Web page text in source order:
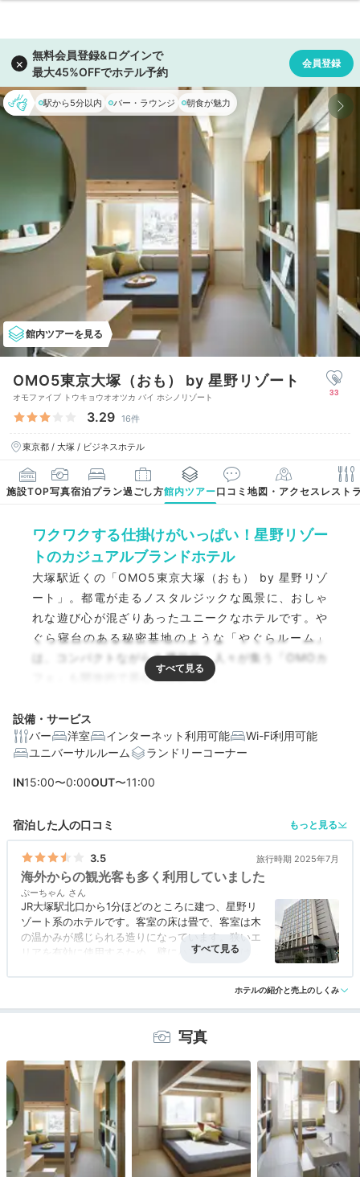
駅から5分以内 バー・ラウンジ 朝食が魅力
館内ツアーを見る
OMO5東京大塚（おも） by 星野リゾート
オモファイブ トウキョウオオツカ バイ ホシノリゾート
3.29 16件
東京都 / 大塚 / ビジネスホテル
33
施設TOP写真宿泊プラン過ごし方館内ツアー口コミ地図・アクセス レスト
ワクワクする仕掛けがいっぱい！星野リゾー
トのカジュアルブランドホテル
大塚駅近くの「OMO5東京大塚（おも） by 星野リゾ
ート」。都電が走るノスタルジックな風景に、おしゃ
れな遊び心が混ざりあったユニークなホテルです。や
ぐら寝台のある秘密基地のような「やぐらルーム」
は、コンパクトながらも機能的。人々が集う「OMOカ
フェ」も開放的で居心地抜群です。
編集部おすすめの３つのポイント
大人もワクワク！秘密基地のような新感覚の客室「やぐ
らルーム」
アクセス便利な大塚駅すぐ。ディープな大塚を楽しめる
宿泊体験やホテル公式からのコメントあり
設備・サービス
バー
洋室 インターネット利用可能
Wi-Fi利用可能
ユニバーサルルーム
ランドリーコーナー
IN15:00〜0:00OUT〜11:00
宿泊した人の口コミ もっと見る
3.5 旅行時期 2025年7月
海外からの観光客も多く利用していました
ぷーちゃん
JR大塚駅北口から1分ほどのところに建つ、星野リ
ゾート系のホテルです。客室の床は畳で、客室は木
の温かみが感じられる造りになっています。狭いエ
リアを有効に使用するため、壁にハンガーをかける
随所に工夫が感じられました。食事はホテル内のカ
フェでとることもできるようですが、駅周辺には居
酒屋や飲食店、ファストフードの店、コンビニなど
が乱立しているので、好きなものを気に入った店で
食べることができました。高級感は感じられません
が、木や畳を使用していることから、海外からの観
光客も日本らしさを感じることができると思いまし
た。
ホテルの紹介と売上のしくみ
写真